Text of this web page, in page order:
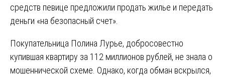
средств певице предложили продать жилье и передать
деньги «на безопасный счет».
Покупательница Полина Лурье, добросовестно
купившая квартиру за 112 миллионов рублей, не знала о
мошеннической схеме. Однако, когда обман вскрылся,